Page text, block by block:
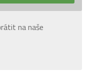
na naše